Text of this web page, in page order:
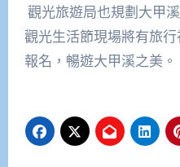
觀光旅遊局也規劃大甲
觀光生活節現場將有旅
報名，暢遊大甲溪之美。